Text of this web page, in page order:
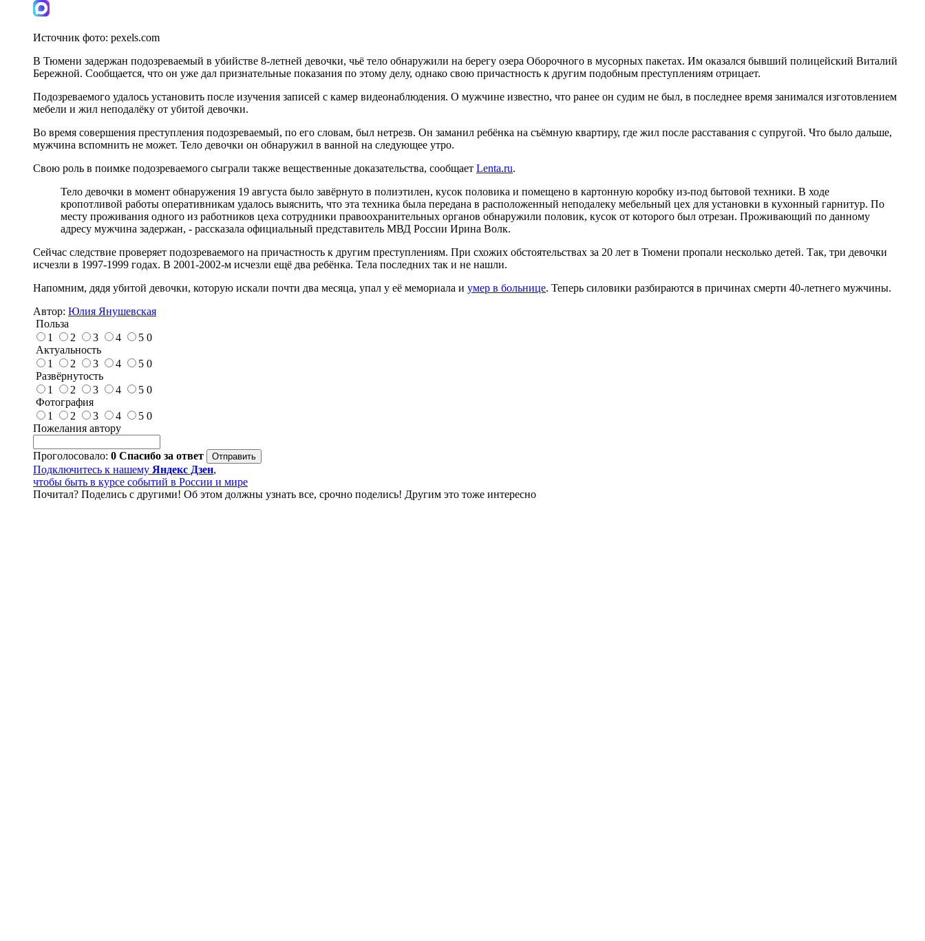
Источник фото: pexels.com
В Тюмени задержан подозреваемый в убийстве 8-летней девочки, чьё тело обнаружили на берегу озера Оборочного в мусорных пакетах. Им оказался бывший полицейский Виталий
Бережной. Сообщается, что он уже дал признательные показания по этому делу, однако свою причастность к другим подобным преступлениям отрицает.
Подозреваемого удалось установить после изучения записей с камер видеонаблюдения. О мужчине известно, что ранее он судим не был, в последнее время занимался изготовлением
мебели и жил неподалёку от убитой девочки.
Во время совершения преступления подозреваемый, по его словам, был нетрезв. Он заманил ребёнка на съёмную квартиру, где жил после расставания с супругой. Что было дальше,
мужчина вспомнить не может. Тело девочки он обнаружил в ванной на следующее утро.
Свою роль в поимке подозреваемого сыграли также вещественные доказательства, сообщает Lenta.ru.
Тело девочки в момент обнаружения 19 августа было завёрнуто в полиэтилен, кусок половика и помещено в картонную коробку из-под бытовой техники. В ходе
кропотливой работы оперативникам удалось выяснить, что эта техника была передана в расположенный неподалеку мебельный цех для установки в кухонный гарнитур. По
месту проживания одного из работников цеха сотрудники правоохранительных органов обнаружили половик, кусок от которого был отрезан. Проживающий по данному
адресу мужчина задержан, - рассказала официальный представитель МВД России Ирина Волк.
Сейчас следствие проверяет подозреваемого на причастность к другим преступлениям. При схожих обстоятельствах за 20 лет в Тюмени пропали несколько детей. Так, три девочки
исчезли в 1997-1999 годах. В 2001-2002-м исчезли ещё два ребёнка. Тела последних так и не нашли.
Напомним, дядя убитой девочки, которую искали почти два месяца, упал у её мемориала и умер в больнице. Теперь силовики разбираются в причинах смерти 40-летнего мужчины.
Автор: Юлия Янушевская
Польза
1
2 3 4 5 0
Актуальность
1
2 3 4 5 0
Развёрнутость
1
2 3 4 5 0
Фотография
1
2 3 4 5 0
Пожелания автору
Проголосовало: 0 Спасибо за ответ
Подключитесь к нашему Яндекс Дзен,
чтобы быть в курсе событий в России и мире
Почитал? Поделись с другими! Об этом должны узнать все, срочно поделись! Другим это тоже интересно